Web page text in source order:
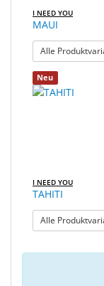
I NEED YOU
MAUI
Alle
Neu
I NEED YOU
TAHITI
Alle